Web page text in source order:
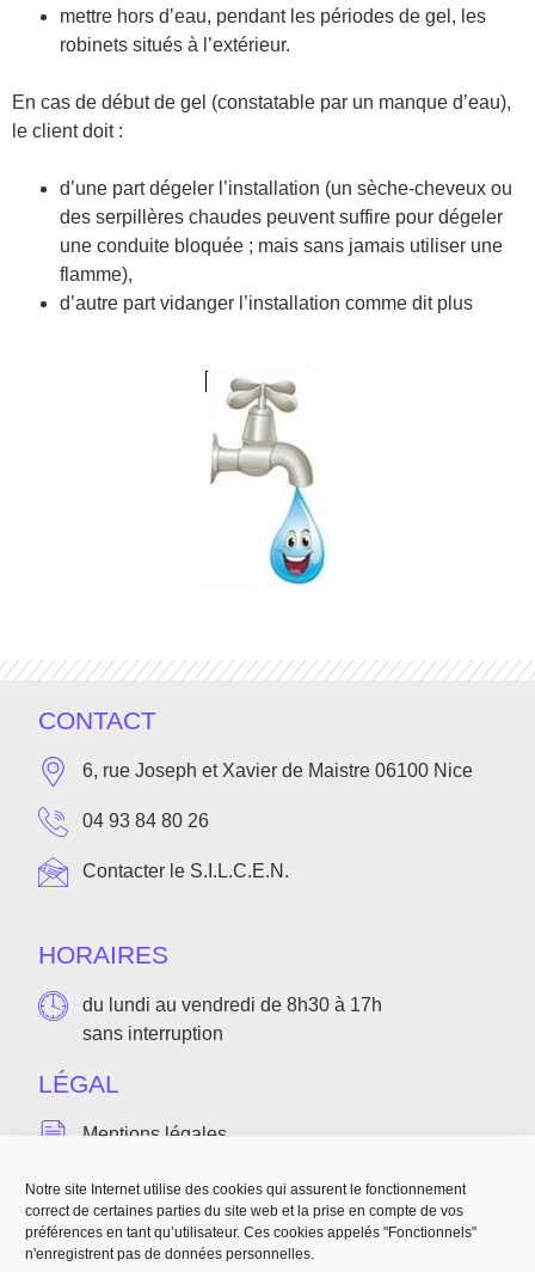
Notre site Internet utilise des cookies qui assurent le fonctionnement
correct de certaines parties du site web et la prise en compte de vos
préférences en tant qu’utilisateur. Ces cookies appelés "Fonctionnels"
n'enregistrent pas de données personnelles.
mettre hors d’eau, pendant les périodes de gel, les
robinets situés à l’extérieur.
En cas de débutde gel (constatable par un manque d’eau),
le client doit :
d’une part dégeler l’installation (un sèche-cheveux ou
des serpillères chaudes peuvent suffire pour dégeler
une conduite bloquée ; mais sans jamais utiliser une
flamme),
d’autre part vidanger l’installation comme dit plus
CONTACT
6, rue Joseph et Xavier de Maistre 06100 Nice
04 93 84 80 26
Contacter le S.I.L.C.E.N.
HORAIRES
du lundi au vendredi de 8h30 à 17h
sans interruption
LÉGAL
Mentions légales
Politique de confidentialité
Accessibilité(bientôt disponible)